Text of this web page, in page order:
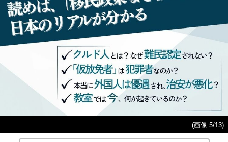
(画像 5/13)